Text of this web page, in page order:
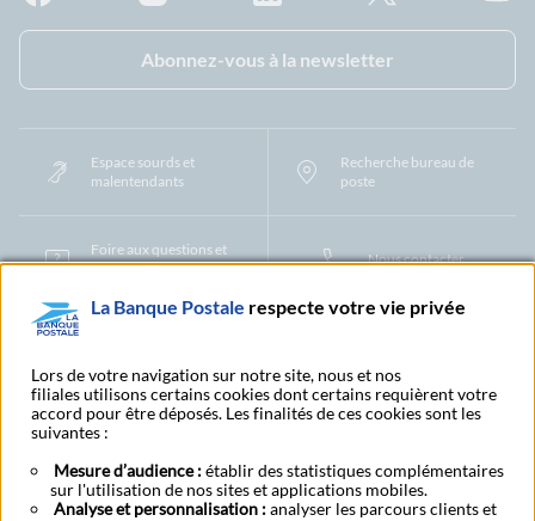
Abonnez-vous à la newsletter
Espace sourds et
malentendants
Recherche bureau de
poste
Foire aux questions et
centre d'aide
Nous contacter
Protection des Données à Caractère PersonnelFiliales et partenaires
CookiesGestion des cookiesActualiser vos informations
Contestation et réclamation Coordonnées Centres Financiers
Alertes fraudes et points de vigilance Actualités réglementaires CGU
Aide navigateur et systèmes d'exploitation
Vider le cache de votre navigateurLexique Aide et accessibilité
La Banque Postale respecte votre vie privée
Lors de votre navigation sur notre site, nous et nos
filiales utilisons certains cookies dont certains requièrent votre
accord pour être déposés. Les finalités de ces cookies sont les
suivantes :
Mesure d’audience :établir des statistiques complémentaires
sur l'utilisation de nos sites et applications mobiles.
Analyse et personnalisation :analyser les parcours clients et